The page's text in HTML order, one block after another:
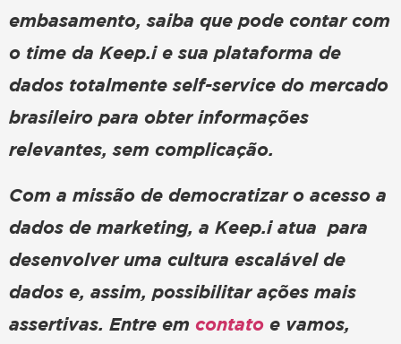
embasamento, saiba que pode contar com
o time da Keep.i e sua plataforma de
dados totalmente self-service do mercado
brasileiro para obter informações
relevantes, sem complicação.
Com a missão de democratizar o acesso a
dados de marketing, a Keep.i atua para
desenvolver uma cultura escalável de
dados e, assim, possibilitar ações mais
assertivas. Entre em contato e vamos,